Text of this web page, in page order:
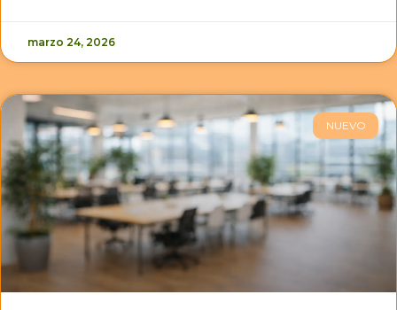
marzo 24, 2026
NUEVO